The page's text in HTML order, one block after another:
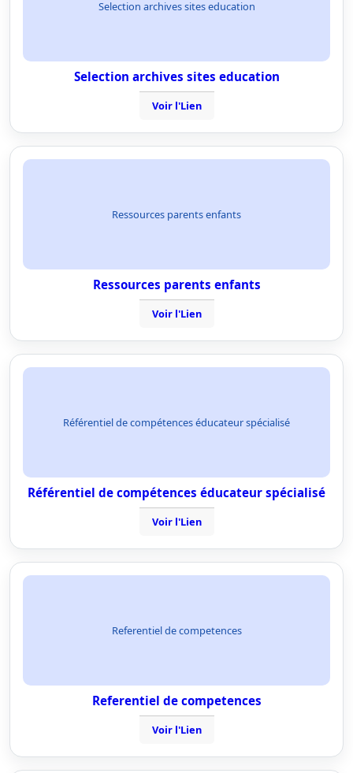
Selection archives sites education
Selection archives sites education
Voir l'Lien
Ressources parents enfants
Ressources parents enfants
Voir l'Lien
Référentiel de compétences éducateur spécialisé
Référentiel de compétences éducateur spécialisé
Voir l'Lien
Referentiel de competences
Referentiel de competences
Voir l'Lien